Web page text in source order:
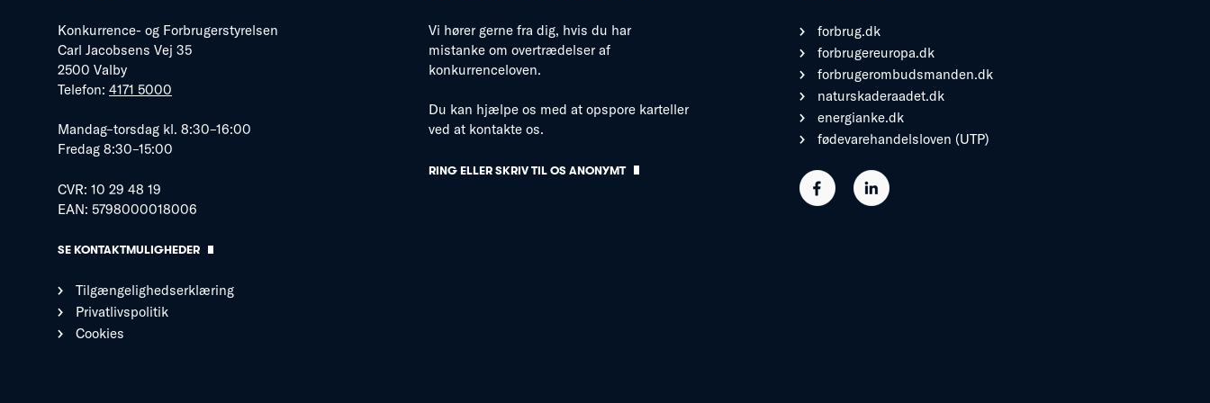
Konkurrence- og Forbrugerstyrelsen
Carl Jacobsens Vej 35
2500 Valby
Telefon: 4171 5000
Mandag–torsdag kl. 8:30–16:00
Fredag 8:30–15:00
CVR: 10 29 48 19
EAN: 5798000018006
SE KONTAKTMULIGHEDER
Tilgængelighedserklæring
Privatlivspolitik
Cookies
Vi hører gerne fra dig, hvis du har
mistanke om overtrædelser af
konkurrenceloven.
Du kan hjælpe os med at opspore karteller
ved at kontakte os.
RING ELLER SKRIV TIL OS ANONYMT
forbrug.dk
forbrugereuropa.dk
forbrugerombudsmanden.dk
naturskaderaadet.dk
energianke.dk
fødevarehandelsloven (UTP)